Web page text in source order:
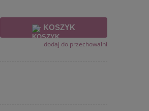
KOSZYK
dodaj do przechowalni